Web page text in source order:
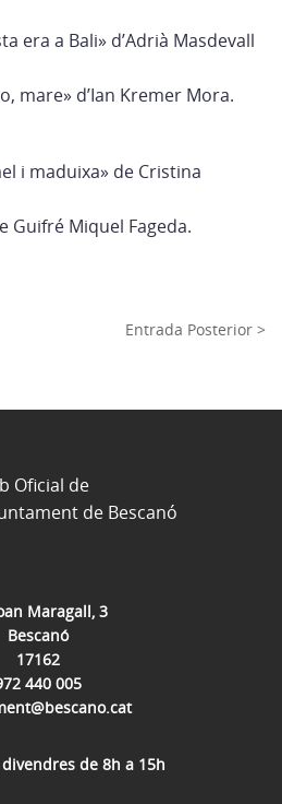
era a Bali» d’Adrià Masdevall
mare» d’Ian Kremer Mora.
i maduixa» de Cristina
Guifré Miquel Fageda.
Entrada Posterior >
Maragall, 3
Bescanó
17162
440 005
de 8h a 15h
Oficial de
de Bescanó